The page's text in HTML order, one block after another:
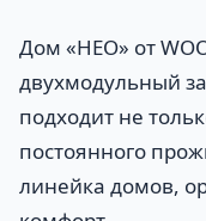
Дом «НЕО» от
двухмодульный
подходит не
постоянного
линейка домов,